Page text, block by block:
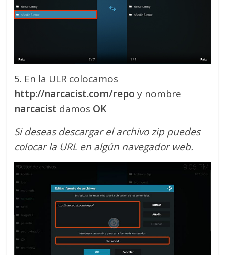
5. En la ULR colocamos
http://narcacist.com/repo y nombre
narcacist damos OK
Si deseas descargar el archivo zip puedes
colocar la URL en algún navegador web.